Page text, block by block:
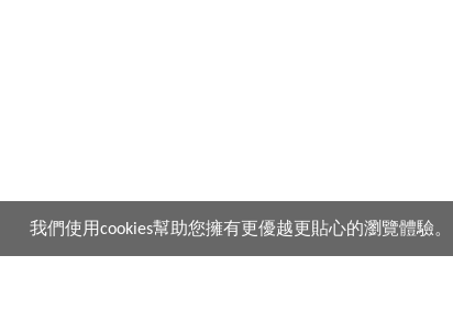
我們使用cookies幫助您擁有更優越更貼心的瀏覽體驗。